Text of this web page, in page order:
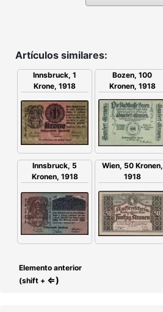
Artículos similares:
Innsbruck, 1
Krone, 1918
Bozen, 100
Kronen, 1918
Innsbruck, 5
Kronen, 1918
Wien, 50 Kronen,
1918
Elemento anterior
(shift + ⇐)